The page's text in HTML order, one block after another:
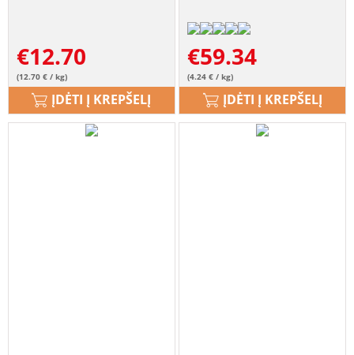
€12.70
(12.70 € / kg)
ĮDĖTI Į KREPŠELĮ
€59.34
(4.24 € / kg)
ĮDĖTI Į KREPŠELĮ